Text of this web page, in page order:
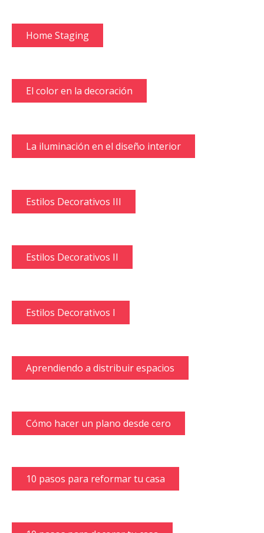
Home Staging
El color en la decoración
La iluminación en el diseño interior
Estilos Decorativos III
Estilos Decorativos II
Estilos Decorativos I
Aprendiendo a distribuir espacios
Cómo hacer un plano desde cero
10 pasos para reformar tu casa